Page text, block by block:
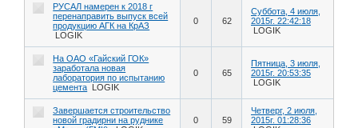
РУСАЛ намерен к 2018 г
перенаправить выпуск всей
продукцию АГК на КрАЗ
LOGIK
0 62
Суббота, 4 июля,
2015г. 22:42:18
LOGIK
На ОАО «Гайский ГОК»
заработала новая
лаборатория по испытанию
цемента LOGIK
0 65
Пятница, 3 июля,
2015г. 20:53:35
LOGIK
Завершается строительство
новой градирни на руднике
0 59
Четверг, 2 июля,
2015г. 01:28:36